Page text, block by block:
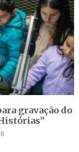
gravação do